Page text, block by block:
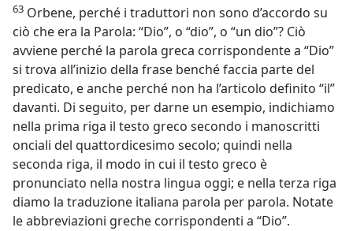
63 Orbene, perché i traduttori non sono d’accordo su
ciò che era la Parola: “Dio”, o “dio”, o “un dio”? Ciò
avviene perché la parola greca corrispondente a “Dio”
si trova all’inizio della frase benché faccia parte del
predicato, e anche perché non ha l’articolo definito “il”
davanti. Di seguito, per darne un esempio, indichiamo
nella prima riga il testo greco secondo i manoscritti
onciali del quattordicesimo secolo; quindi nella
seconda riga, il modo in cui il testo greco è
pronunciato nella nostra lingua oggi; e nella terza riga
diamo la traduzione italiana parola per parola. Notate
le abbreviazioni greche corrispondenti a “Dio”.